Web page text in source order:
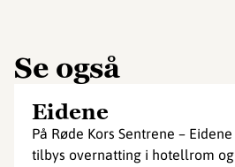
Se også
Eidene
På Røde Kors Sentrene – Eidene
tilbys overnatting i hotellrom og